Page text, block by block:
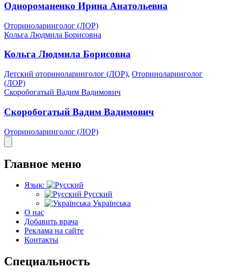
Однороманенко Ирина Анатольевна
Оториноларинголог (ЛОР)
Кольга Людмила Борисовна
Кольга Людмила Борисовна
Детский оториноларинголог (ЛОР), Оториноларинголог
(ЛОР)
Скоробогатый Вадим Вадимович
Скоробогатый Вадим Вадимович
Оториноларинголог (ЛОР)
Главное меню
Язык:
Русский
Українська
О нас
Добавить врача
Реклама на сайте
Контакты
Специальность